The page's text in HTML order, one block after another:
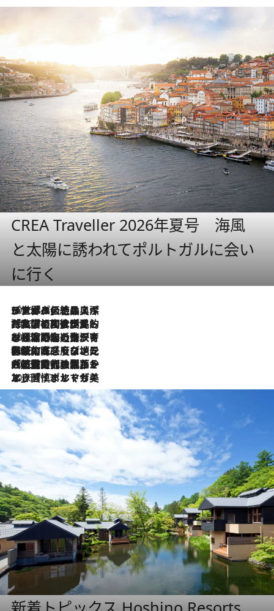
CREA Traveller 2026年夏号 海風
と太陽に誘われてポルトガルに会い
に行く
2026.8.8
リスボンの絶品スイーツ「パステル・デ・ナタ」とは？ポルトガル伝統の奥深い世界へ
2026.7.27
「私の祖国はポルトガル語です」国民的詩人フェルナンド・ペソアと、彼が愛した文学の街を歩く
2026.7.26
ポルトガル近海が育む極上の海の幸。キリリと冷えた白ワインと愉しむ、シーフード専門店の贅沢
2026.7.22
伝統の味をモダンに昇華。高感度な地元客が集う、リスボンの最旬ガストロノミー
2026.7.21
大航海時代の栄華から、震災、独裁、そして革命へ。ポルトガル・首都リスボンの石畳に刻まれた「歴史の光と影」
2026.7.13
エッセイ・ヤマザキマリ「慎ましくも美しき国 ポルトガル」